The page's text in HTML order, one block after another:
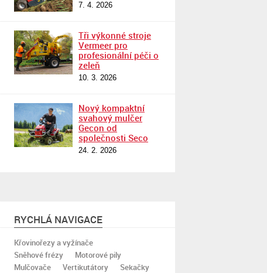
7. 4. 2026
Tři výkonné stroje
Vermeer pro
profesionální péči o
zeleň
10. 3. 2026
Nový kompaktní
svahový mulčer
Gecon od
společnosti Seco
24. 2. 2026
RYCHLÁ NAVIGACE
Křovinořezy a vyžínače
Sněhové frézy
Motorové pily
Mulčovače
Vertikutátory Sekačky